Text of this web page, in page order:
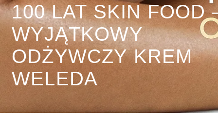
100 LAT SKIN FOOD
WYJĄTKOWY
ODŻYWCZY KREM
WELEDA